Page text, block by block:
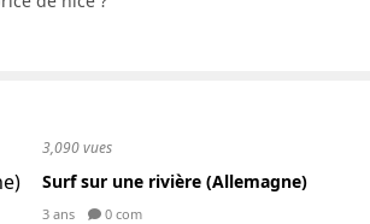
3,090 vues
Surf sur une rivière (Allemagne)
3 ans 0 com